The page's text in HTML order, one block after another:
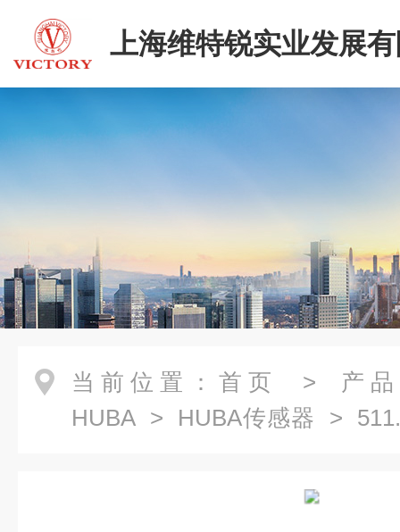
上海维特锐实业发展
当前位置： 首页 > 产
HUBA > HUBA传感器 >